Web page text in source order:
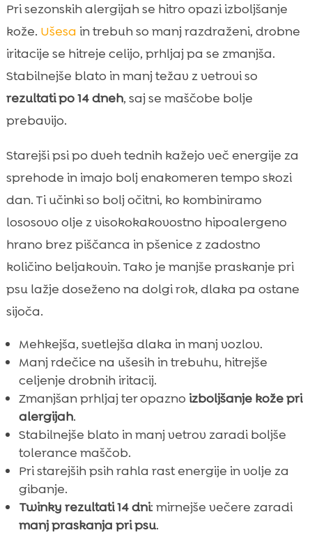
Pri sezonskih alergijah se hitro opazi izboljšanje
kože. Ušesa in trebuh so manj razdraženi, drobne
iritacije se hitreje celijo, prhljaj pa se zmanjša.
Stabilnejše blato in manj težav z vetrovi so
rezultati po 14 dneh, saj se maščobe bolje
prebavijo.
Starejši psi po dveh tednih kažejo več energije za
sprehode in imajo bolj enakomeren tempo skozi
dan. Ti učinki so bolj očitni, ko kombiniramo
lososovo olje z visokokakovostno hipoalergeno
hrano brez piščanca in pšenice z zadostno
količino beljakovin. Tako je manjše praskanje pri
psu lažje doseženo na dolgi rok, dlaka pa ostane
sijoča.
Mehkejša, svetlejša dlaka in manj vozlov.
Manj rdečice na ušesih in trebuhu, hitrejše
celjenje drobnih iritacij.
Zmanjšan prhljaj ter opazno izboljšanje kože pri
alergijah.
Stabilnejše blato in manj vetrov zaradi boljše
tolerance maščob.
Pri starejših psih rahla rast energije in volje za
gibanje.
Twinky rezultati 14 dni: mirnejše večere zaradi
manj praskanja pri psu.